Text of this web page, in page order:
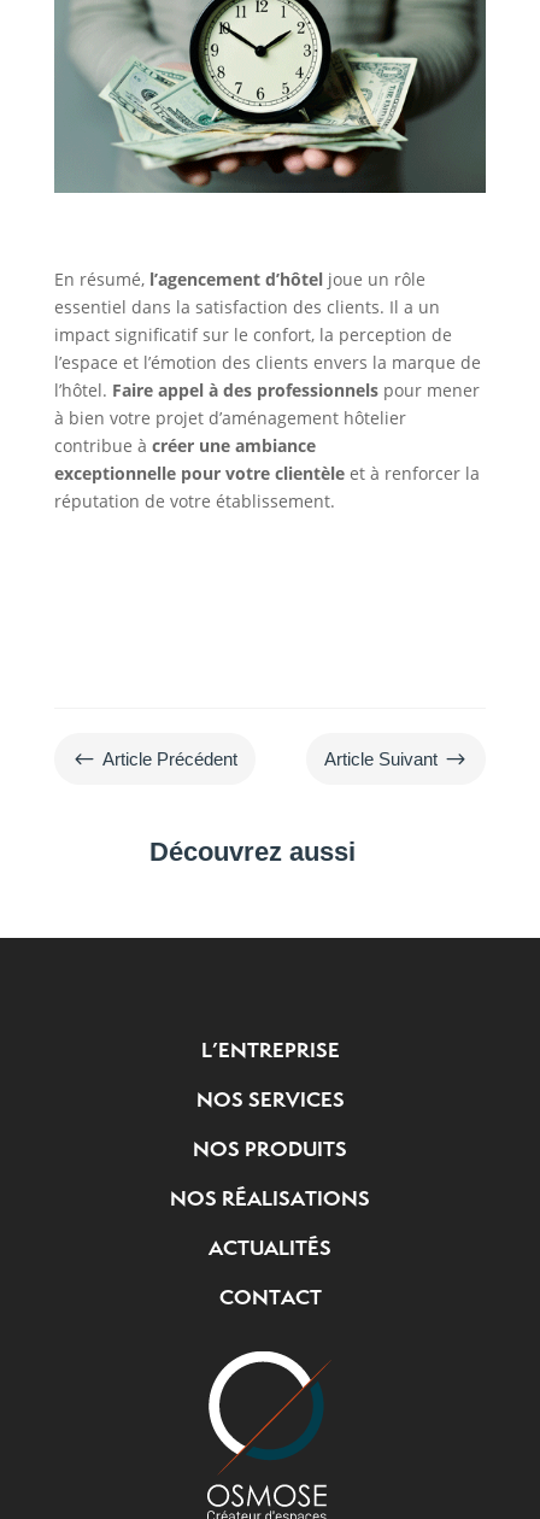
En résumé, l’agencement d’hôtel joue un rôle
essentiel dans la satisfaction des clients. Il a un
impact significatif sur le confort, la perception de
l’espace et l’émotion des clients envers la marque de
l’hôtel. Faire appel à des professionnelspour mener
à bien votre projet d’aménagement hôtelier
contribue à créer une ambiance
exceptionnelle pour votre clientèleet à renforcer la
réputation de votre établissement.
# Article Précédent Article Suivant $
Découvrez aussi
L’ENTREPRISE
NOS SERVICES
NOS PRODUITS
NOS RÉALISATIONS
ACTUALITÉS
CONTACT